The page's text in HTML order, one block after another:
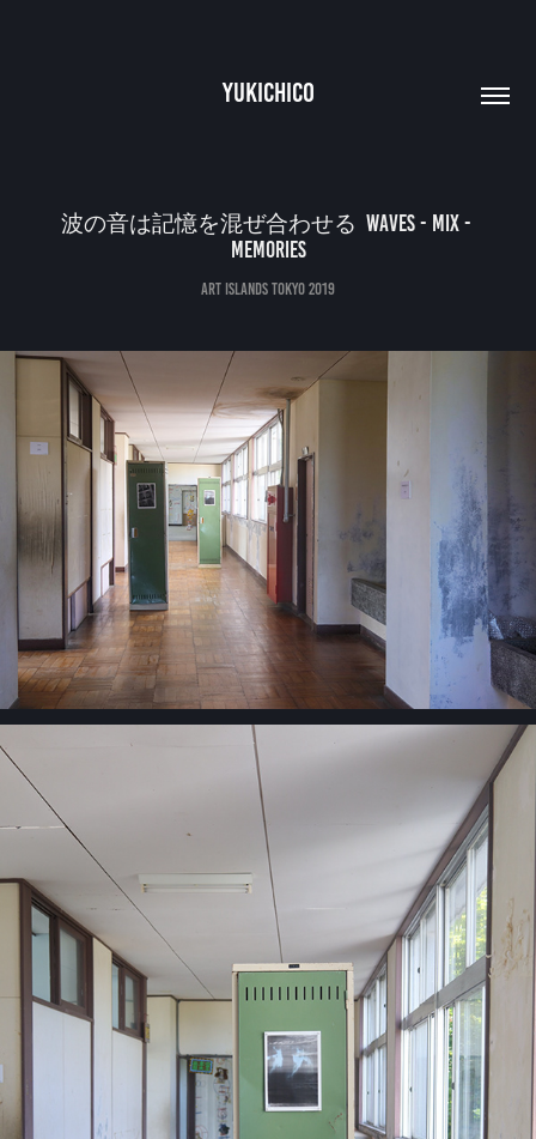
YUKICHICO
波の音は記憶を混ぜ合わせる  Waves - Mix -
Memories
Art Islands Tokyo 2019